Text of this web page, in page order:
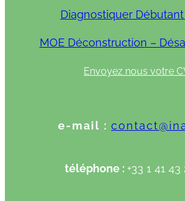
Diagnostiquer
MOE Déconstruction –
Envoyez nous votre
e-mail :
téléphone : +33 1 41 43